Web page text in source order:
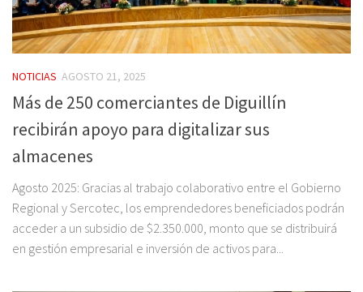
NOTICIAS AGOSTO 21, 2025
Más de 250 comerciantes de Diguillín
recibirán apoyo para digitalizar sus
almacenes
Agosto 2025: Gracias al trabajo colaborativo entre el Gobierno
Regional y Sercotec, los emprendedores beneficiados podrán
acceder a un subsidio de $2.350.000, monto que se distribuirá
en gestión empresarial e inversión de activos para...